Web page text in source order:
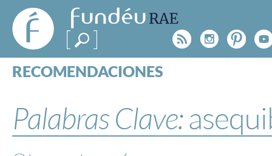
FundéuRAE
- Fundación
del Español
Urgente
Rss
RECOMENDACIONES
ESPECIALES
BLOG
Palabras Clave: